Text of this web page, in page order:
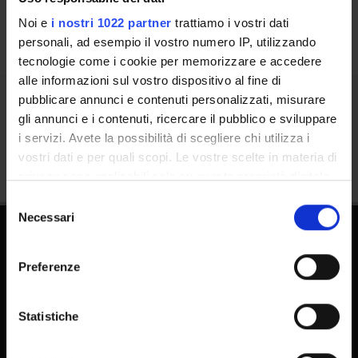
Noi e i nostri 1022 partner trattiamo i vostri dati
personali, ad esempio il vostro numero IP, utilizzando
tecnologie come i cookie per memorizzare e accedere
alle informazioni sul vostro dispositivo al fine di
pubblicare annunci e contenuti personalizzati, misurare
gli annunci e i contenuti, ricercare il pubblico e sviluppare
i servizi. Avete la possibilità di scegliere chi utilizza i
vostri dati e per quali scopi. Le vostre scelte in materia di
modificare o revocare il proprio consenso in qualsiasi
momento dalla Dichiarazione sui cookie o facendo clic
raccogliere informazioni sulla tua posizione
geografica, con un'approssimazione di qualche
delNecessari
Preferenze
Statistiche
Share